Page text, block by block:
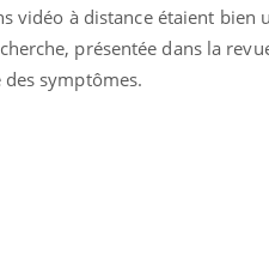
vidéo à distance étaient
présentée dans la
symptômes.